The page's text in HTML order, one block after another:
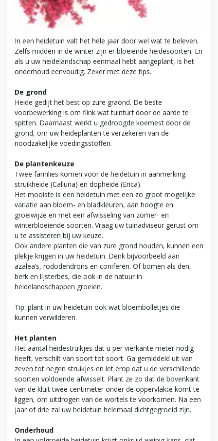
In een heidetuin valt het hele jaar door wel wat te beleven.
Zelfs midden in de winter zijn er bloeiende heidesoorten. En
als u uw heidelandschap eenmaal hebt aangeplant, is het
onderhoud eenvoudig. Zeker met deze tips.
De grond
Heide gedijt het best op zure graond. De beste
voorbewerking is om flink wat tuinturf door de aarde te
spitten. Daarnaast werkt u gedroogde koemest door de
grond, om uw heideplanten te verzekeren van de
noodzakelijke voedingsstoffen.
De plantenkeuze
Twee families komen voor de heidetuin in aanmerking:
struikheide (Calluna) en dopheide (Erica).
Het mooiste is een heidetuin met een zo groot mogelijke
variatie aan bloem- en bladkleuren, aan hoogte en
groeiwijze en met een afwisseling van zomer- en
winterbloeiende soorten. Vraag uw tuinadviseur gerust om
u te assisteren bij uw keuze.
Ook andere planten die van zure grond houden, kunnen een
plekje krijgen in uw heidetuin. Denk bijvoorbeeld aan
azalea’s, rododendrons en coniferen. Of bomen als den,
berk en lijsterbes, die ook in de natuur in
heidelandschappen groeien.
Tip: plant in uw heidetuin ook wat bloembolletjes die
kunnen verwilderen.
Het planten
Het aantal heidestruikjes dat u per vierkante meter nodig
heeft, verschilt van soort tot soort. Ga gemiddeld uit van
zeven tot negen struikjes en let erop dat u de verschillende
soorten voldoende afwisselt. Plant ze zo dat de bovenkant
van de kluit twee centimeter onder de oppervlakte komt te
liggen, om uitdrogen van de wortels te voorkomen. Na een
jaar of drie zal uw heidetuin helemaal dichtgegroeid zijn.
Onderhoud